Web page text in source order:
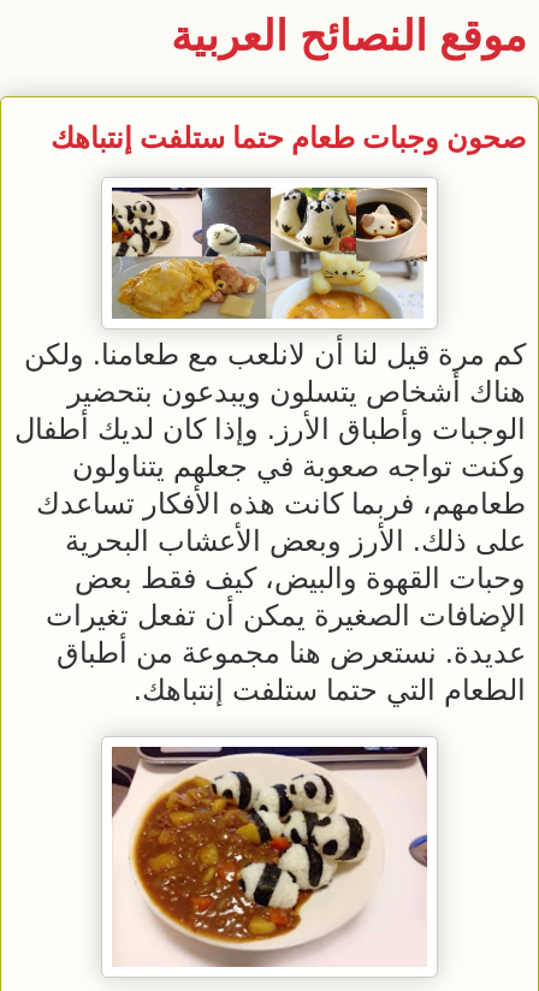
موقع النصائح العربية
صحون وجبات طعام حتما ستلفت إنتباهك
كم مرة قيل لنا أن لانلعب مع طعامنا. ولكن
هناك أشخاص يتسلون ويبدعون بتحضير
الوجبات وأطباق الأرز. وإذا كان لديك أطفال
وكنت تواجه صعوبة في جعلهم يتناولون
طعامهم، فربما كانت هذه الأفكار تساعدك
على ذلك. الأرز وبعض الأعشاب البحرية
وحبات القهوة والبيض، كيف فقط بعض
الإضافات الصغيرة يمكن أن تفعل تغيرات
عديدة. نستعرض هنا مجموعة من أطباق
الطعام التي حتما ستلفت إنتباهك.